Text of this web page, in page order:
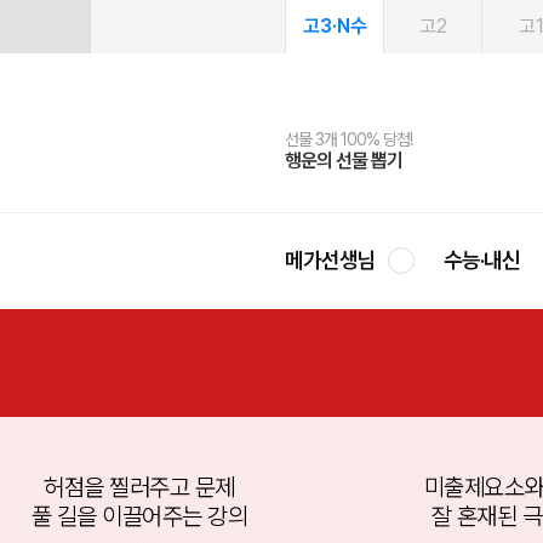
고3·N수 고2 고1
선물 3개 100% 당첨!
행운의 선물 뽑기
선물 100% 증정!
메가스터디 X 올리브
여름방학 스터디 캐시백
메가런 썸머스쿨
2027 러셀 단과
강사 공개선발
스마트러닝앱
설문 EVENT
메가패스
3일 무료 체험권
메가패스 수강생 무료혜택!
메가클럽 멤버십
사회공헌 캠페인
희망이룸 메가나눔
메가선생님 수능·내신
찔러주고 문제
끌어주는 강의
미출제요소와 출제 요소
잘 혼재된 극강의 문제